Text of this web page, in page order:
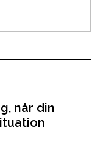
når din